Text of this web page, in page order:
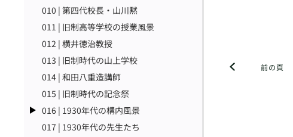
010 | 第四代校長・山川黙
011 | 旧制高等学校の授業風景
012 | 横井徳治教授
013 | 旧制時代の山上学校
014 | 和田八重造講師
015 | 旧制時代の記念祭
016 | 1930年代の構内風景
017 | 1930年代の先生たち
前の頁